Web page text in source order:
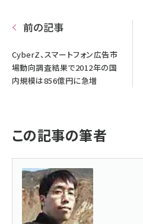
前の記事
CyberZ、スマートフォン広告市
場動向調査結果で2012年の国
内規模は856億円に急増
この記事の筆者